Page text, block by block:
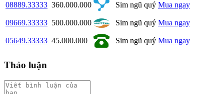
08889.33333 360.000.000 Sim ngũ quý Mua ngay
09669.33333 500.000.000 Sim ngũ quý Mua ngay
05649.33333 45.000.000 Sim ngũ quý Mua ngay
Thảo luận